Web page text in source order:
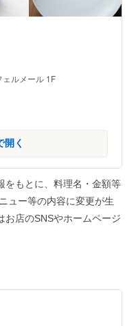
ルメール 1F
開く
もとに、料理名・金額等
ュー等の内容に変更が生
お店のSNSやホームページ